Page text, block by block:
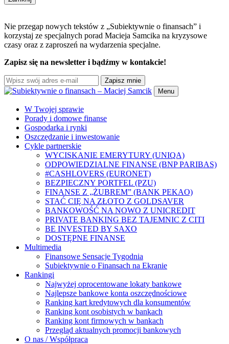
Nie przegap nowych tekstów z „Subiektywnie o finansach” i
korzystaj ze specjalnych porad Macieja Samcika na kryzysowe
czasy oraz z zaproszeń na wydarzenia specjalne.
Zapisz się na newsletter i bądźmy w kontakcie!
Zapisz mnie
Menu
W Twojej sprawie
Porady i domowe finanse
Gospodarka i rynki
Oszczędzanie i inwestowanie
Cykle partnerskie
WYCISKANIE EMERYTURY (UNIQA)
ODPOWIEDZIALNE FINANSE (BNP PARIBAS)
#CASHLOVERS (EURONET)
BEZPIECZNY PORTFEL (PZU)
FINANSE Z „ŻUBREM” (BANK PEKAO)
STAĆ CIĘ NA ZŁOTO Z GOLDSAVER
BANKOWOŚĆ NA NOWO Z UNICREDIT
PRIVATE BANKING BEZ TAJEMNIC Z CITI
BE INVESTED BY SAXO
DOSTĘPNE FINANSE
Multimedia
Finansowe Sensacje Tygodnia
Subiektywnie o Finansach na Ekranie
Rankingi
Najwyżej oprocentowane lokaty bankowe
Najlepsze bankowe konta oszczędnościowe
Ranking kart kredytowych dla konsumentów
Ranking kont osobistych w bankach
Ranking kont firmowych w bankach
Przegląd aktualnych promocji bankowych
O nas / Współpraca